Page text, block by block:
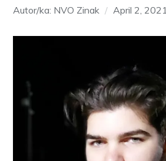
Autor/ka: NVO Zinak April 2, 2021